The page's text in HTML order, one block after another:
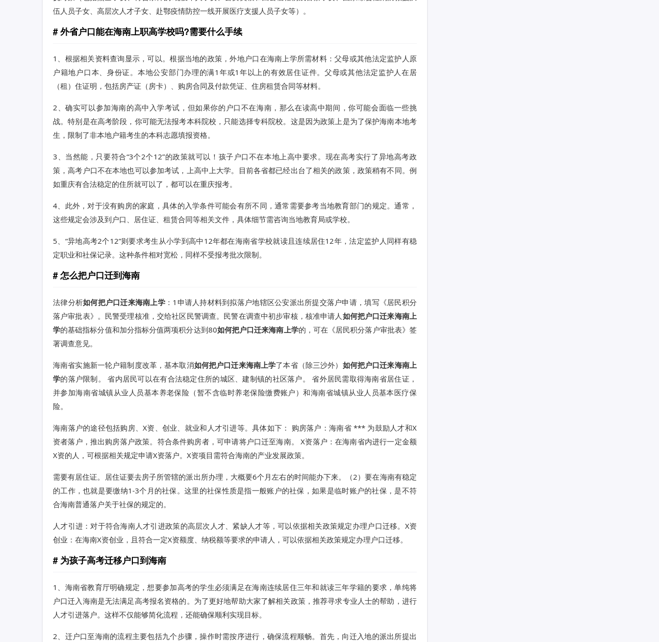
伍人员子女、高层次人才子女、赴鄂疫情防控一线开展医疗支援人员子女等）。
外省户口能在海南上职高学校吗?需要什么手续
1、根据相关资料查询显示，可以。根据当地的政策，外地户口在海南上学所需材料：父母或其他法定监护人原
户籍地户口本、身份证。本地公安部门办理的满1年或1年以上的有效居住证件。父母或其他法定监护人在居
（租）住证明，包括房产证（房卡）、购房合同及付款凭证、住房租赁合同等材料。
2、确实可以参加海南的高中入学考试，但如果你的户口不在海南，那么在读高中期间，你可能会面临一些挑
战。特别是在高考阶段，你可能无法报考本科院校，只能选择专科院校。这是因为政策上是为了保护海南本地考
生，限制了非本地户籍考生的本科志愿填报资格。
3、当然能，只要符合“3个2个12”的政策就可以！孩子户口不在本地上高中要求。现在高考实行了异地高考政
策，高考户口不在本地也可以参加考试，上高中上大学。目前各省都已经出台了相关的政策，政策稍有不同。例
如重庆有合法稳定的住所就可以了，都可以在重庆报考。
4、此外，对于没有购房的家庭，具体的入学条件可能会有所不同，通常需要参考当地教育部门的规定。通常，
这些规定会涉及到户口、居住证、租赁合同等相关文件，具体细节需咨询当地教育局或学校。
5、“异地高考2个12”则要求考生从小学到高中12年都在海南省学校就读且连续居住12年，法定监护人同样有稳
定职业和社保记录。这种条件相对宽松，同样不受报考批次限制。
怎么把户口迁到海南
法律分析如何把户口迁来海南上学 ：1申请人持材料到拟落户地辖区公安派出所提交落户申请，填写《居民积分
落户审批表》。民警受理核准，交给社区民警调查。民警在调查中初步审核，核准申请人 如何把户口迁来海南上
学的基础指标分值和加分指标分值两项积分达到80如何把户口迁来海南上学的，可在《居民积分落户审批表》签
署调查意见。
海南省实施新一轮户籍制度改革，基本取消如何把户口迁来海南上学了本省（除三沙外） 如何把户口迁来海南上
学的落户限制。 省内居民可以在有合法稳定住所的城区、建制镇的社区落户。 省外居民需取得海南省居住证，
并参加海南省城镇从业人员基本养老保险（暂不含临时养老保险缴费账户）和海南省城镇从业人员基本医疗保
险。
海南落户的途径包括购房、X资、创业、就业和人才引进等。具体如下： 购房落户：海南省 *** 为鼓励人才和X
资者落户，推出购房落户政策。符合条件购房者，可申请将户口迁至海南。 X资落户：在海南省内进行一定金额
X资的人，可根据相关规定申请X资落户。X资项目需符合海南的产业发展政策。
需要有居住证。居住证要去房子所管辖的派出所办理，大概要6个月左右的时间能办下来。（2）要在海南有稳定
的工作，也就是要缴纳1-3个月的社保。这里的社保性质是指一般账户的社保，如果是临时账户的社保，是不符
合海南普通落户关于社保的规定的。
人才引进：对于符合海南人才引进政策的高层次人才、紧缺人才等，可以依据相关政策规定办理户口迁移。X资
创业：在海南X资创业，且符合一定X资额度、纳税额等要求的申请人，可以依据相关政策规定办理户口迁移。
为孩子高考迁移户口到海南
1、海南省教育厅明确规定，想要参加高考的学生必须满足在海南连续居住三年和就读三年学籍的要求，单纯将
户口迁入海南是无法满足高考报名资格的。为了更好地帮助大家了解相关政策，推荐寻求专业人士的帮助，进行
人才引进落户。这样不仅能够简化流程，还能确保顺利实现目标。
2、迁户口至海南的流程主要包括九个步骤，操作时需按序进行，确保流程顺畅。首先，向迁入地的派出所提出